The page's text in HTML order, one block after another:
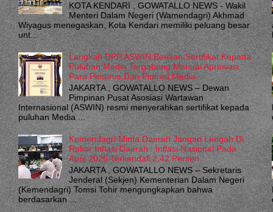
KOTA KENDARI , GOWATALLO NEWS - Wakil
Menteri Dalam Negeri (Wamendagri) Akhmad
Wiyagus menegaskan, Kota Kendari memiliki peluang besar
unt...
Langkah DPP ASWIN Berikan Sertifikat Kepada
Puluhan Media Tergabung Menuai Apresiasi
Para Pimprus Dan Pimred Media
JAKARTA , GOWATALLO NEWS – Dewan
Pimpinan Pusat Asosiasi Wartawan
Internasional (ASWIN) resmi menyerahkan sertifikat kepada
puluhan Media ...
Kemendagri Minta Daerah Jangan Lengah Di
Rakor Inflasi Daerah : Inflasi Nasional Pada
April 2026 Terkendali 2,42 Persen
JAKARTA , GOWATALLO NEWS – Sekretaris
Jenderal (Sekjen) Kementerian Dalam Negeri
(Kemendagri) Tomsi Tohir mengungkapkan bahwa
berdasarkan ...